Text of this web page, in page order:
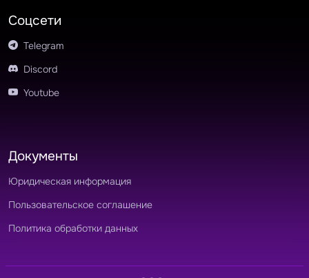
Соцсети
Telegram
Discord
Youtube
Документы
Юридическая информация
Пользовательское соглашение
Политика обработки данных